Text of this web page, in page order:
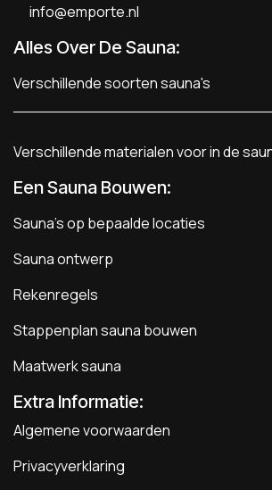
info@emporte.nl
Alles Over De Sauna:
Verschillende soorten sauna's
Verschillende materialen voor in de
Een Sauna Bouwen:
Sauna's op bepaalde locaties
Sauna ontwerp
Rekenregels
Stappenplan sauna bouwen
Maatwerk sauna
Extra Informatie:
Algemene voorwaarden
Privacyverklaring